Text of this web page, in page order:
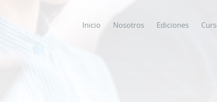
Inicio Nosotros Ediciones